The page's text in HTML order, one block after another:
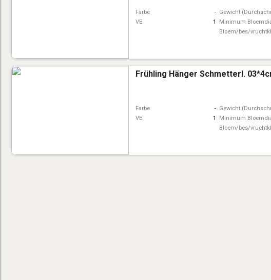
Farbe - Gewicht
VE
1
Minimum
Bloem/bes/
Frühling Hänger Schmetterl.
Farbe - Gewicht
VE
1
Minimum
Bloem/bes/